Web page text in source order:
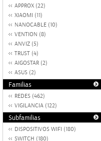
APPROX (22)
XIAOMI (11)
NANOCABLE (10)
VENTION (8)
ANVIZ (5)
TRUST (4)
AIGOSTAR (2)
ASUS (2)
Familias
REDES (462)
VIGILANCIA (122)
Subfamilias
DISPOSITIVOS WIFI (180)
SWITCH (180)